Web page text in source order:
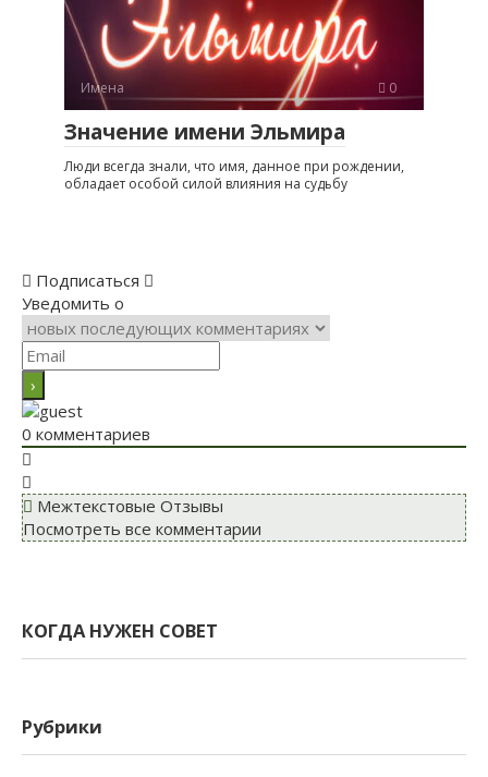
Имена 0
Значение имени Эльмира
Люди всегда знали, что имя, данное при рождении,
обладает особой силой влияния на судьбу
Подписаться
Уведомить о
0 комментариев
Межтекстовые Отзывы
Посмотреть все комментарии
КОГДА НУЖЕН СОВЕТ
Рубрики